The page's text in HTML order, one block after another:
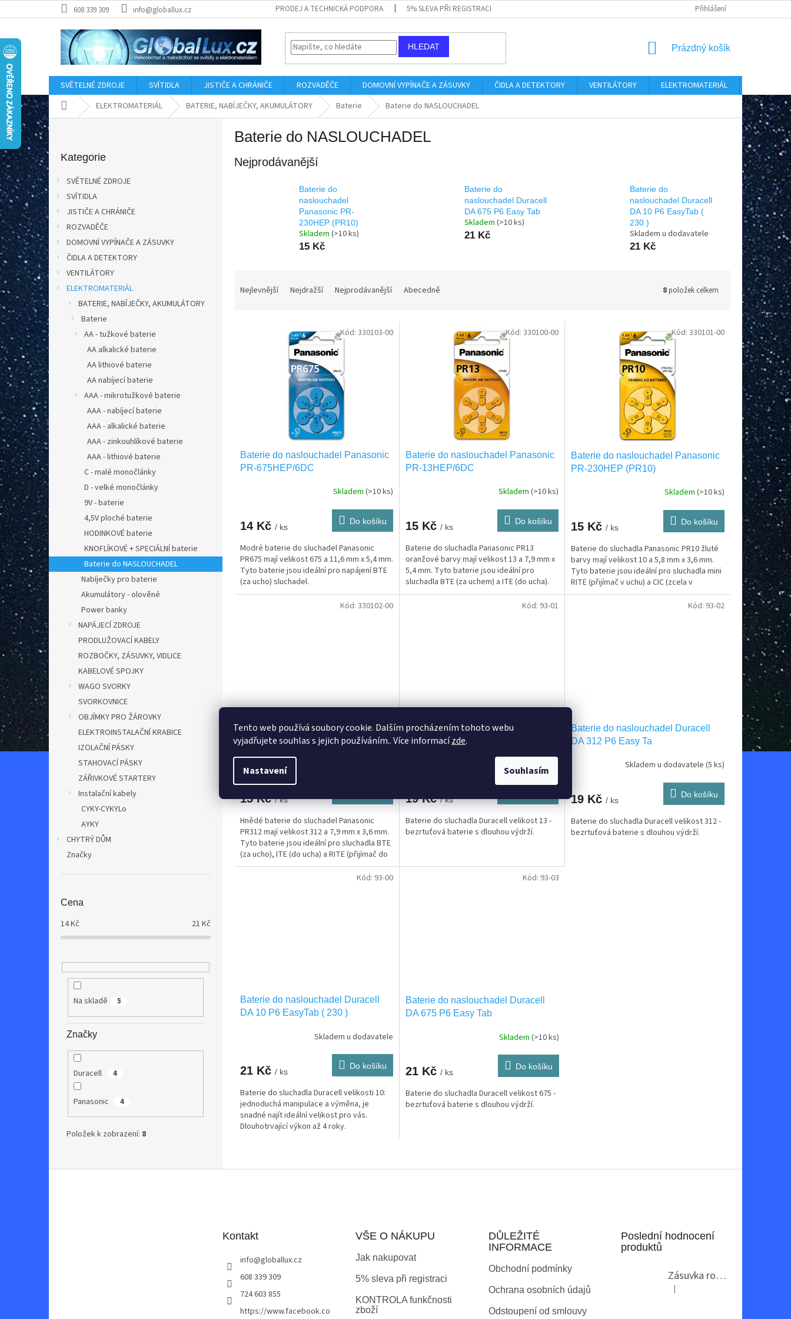
Tento web používá soubory cookie. Dalším procházením tohoto webu
vyjadřujete souhlas s jejich používáním.. Více informacízde.
Nastavení Souhlasím
na
608 339 309 info@globallux.cz PRODEJ A TECHNICKÁ PODPORA 5% SLEVA PŘI REGISTRACI Přihlášení
HLEDAT
NÁKUPNÍ
Prázdný košík
SVĚTELNÉ ZDROJE SVÍTIDLA JISTIČE A CHRÁNIČE ROZVADĚČE DOMOVNÍ VYPÍNAČE A ZÁSUVKY ČIDLA A DETEKTORY VENTILÁTORY ELEKTROMATERIÁL
Domů ELEKTROMATERIÁL BATERIE, NABÍJEČKY, AKUMULÁTORY Baterie Baterie do NASLOUCHADEL
P
s
r
a
n
í
a
n
e
l
kategorie
Kategorie
SVĚTELNÉ ZDROJE
SVÍTIDLA
JISTIČE A CHRÁNIČE
ROZVADĚČE
DOMOVNÍ VYPÍNAČE A ZÁSUVKY
ČIDLA A DETEKTORY
VENTILÁTORY
ELEKTROMATERIÁL
BATERIE, NABÍJEČKY, AKUMULÁTORY
Baterie
AA - tužkové baterie
AA alkalické baterie
AA lithiové baterie
AA nabíjecí baterie
AAA - mikrotužkové baterie
AAA - nabíjecí baterie
AAA - alkalické baterie
AAA - zinkouhlíkové baterie
AAA - lithiové baterie
C - malé monočlánky
D - velké monočlánky
9V - baterie
4,5V ploché baterie
HODINKOVÉ baterie
KNOFLÍKOVÉ + SPECIÁLNÍ baterie
Baterie do NASLOUCHADEL
Nabíječky pro baterie
Akumulátory - olověné
Power banky
NAPÁJECÍ ZDROJE
PRODLUŽOVACÍ KABELY
ROZBOČKY, ZÁSUVKY, VIDLICE
KABELOVÉ SPOJKY
WAGO SVORKY
SVORKOVNICE
OBJÍMKY PRO ŽÁROVKY
ELEKTROINSTALAČNÍ KRABICE
IZOLAČNÍ PÁSKY
STAHOVACÍ PÁSKY
ZÁŘIVKOVÉ STARTERY
Instalační kabely
CYKY-CYKYLo
AYKY
CHYTRÝ DŮM
Značky
Cena
14Kč 21 Kč
Na skladě 5
Značky
Duracell 4
Panasonic 4
Položek k zobrazení: 8
Baterie do NASLOUCHADEL
Nejprodávanější
Baterie do
naslouchadel
Panasonic PR-
230HEP (PR10)
Skladem (>10 ks)
15 Kč
Baterie do
naslouchadel Duracell
DA 675 P6 Easy Tab
Skladem (>10 ks)
21 Kč
Baterie do
naslouchadel Duracell
DA 10 P6 EasyTab (
230 )
Skladem u dodavatele
21 Kč
Nejlevnější Nejdražší Nejprodávanější Abecedně 8položek celkem
Baterie do naslouchadel Panasonic
PR-675HEP/6DC
Skladem (>10 ks)
14 Kč / ks
Do košíku
Modré baterie do sluchadel Panasonic
PR675 mají velikost 675 a 11,6 mm x 5,4 mm.
Tyto baterie jsou ideální pro napájení BTE
(za ucho) sluchadel.
Kód: 330103-00
Baterie do naslouchadel Panasonic
PR-13HEP/6DC
Skladem (>10 ks)
15 Kč / ks
Do košíku
Baterie do sluchadla Panasonic PR13
oranžové barvy mají velikost 13 a 7,9 mm x
5,4 mm. Tyto baterie jsou ideální pro
sluchadla BTE (za uchem) a ITE (do ucha).
Kód: 330100-00
Baterie do naslouchadel Panasonic
PR-230HEP (PR10)
Skladem (>10 ks)
15 Kč / ks
Do košíku
Baterie do sluchadla Panasonic PR10 žluté
barvy mají velikost 10 a 5,8 mm x 3,6 mm.
Tyto baterie jsou ideální pro sluchadla mini
RITE (přijímač v uchu) a CIC (zcela v
kanálu)....
Kód: 330101-00
Baterie do naslouchadel Panasonic
PR-312HEP/6DC
15 Kč/ ks
Hnědé baterie do sluchadel Panasonic
PR312 mají velikost 312 a 7,9 mm x 3,6 mm.
Tyto baterie jsou ideální pro sluchadla BTE
(za ucho), ITE (do ucha) a RITE (přijímač do
ucha).
Kód: 330102-00
Baterie do naslouchadel Duracell
DA 13 P6 Easy Tab
Skladem u dodavatele(2 ks)
19 Kč/ ks
Baterie do sluchadla Duracell velikost 13 -
bezrtuťová baterie s dlouhou výdrží.
Kód: 93-01
Baterie do naslouchadel Duracell
DA 312 P6 Easy Ta
Skladem u dodavatele (5 ks)
19 Kč / ks
Do košíku
Baterie do sluchadla Duracell velikost 312 -
bezrtuťová baterie s dlouhou výdrží.
Kód: 93-02
Baterie do naslouchadel Duracell
DA 10 P6 EasyTab ( 230 )
Skladem u dodavatele
21 Kč / ks
Do košíku
Baterie do sluchadla Duracell velikosti 10:
jednoduchá manipulace a výměna, je
snadné najít ideální velikost pro vás.
Dlouhotrvající výkon až 4 roky.
Kód: 93-00
Baterie do naslouchadel Duracell
DA 675 P6 Easy Tab
Skladem (>10 ks)
21 Kč / ks
Do košíku
Baterie do sluchadla Duracell velikost 675 -
bezrtuťová baterie s dlouhou výdrží.
Kód: 93-03
Kontakt
info@globallux.cz
608 339 309
724 603 855
https://www.facebook.co
VŠE O NÁKUPU
Jak nakupovat
5% sleva při registraci
KONTROLA funkčnosti
zboží
DŮLEŽITÉ
INFORMACE
Obchodní podmínky
Ochrana osobních údajů
Odstoupení od smlouvy
Poslední hodnocení
produktů
Zásuvka rohová GTV AE-PBKT3U2U-80
Hodnocení produktu je 2 z 5
|